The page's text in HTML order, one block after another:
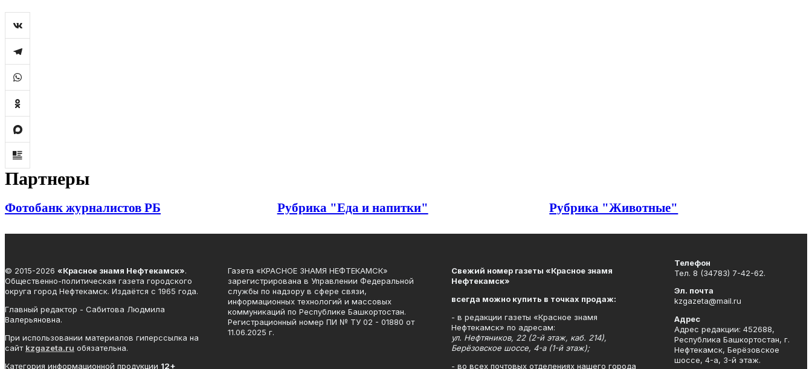
Партнеры
Фотобанк журналистов РБ Рубрика "Еда и напитки" Рубрика "Животные"
© 2015-2026 «Красное знамя Нефтекамск».
Общественно-политическая газета городского
округа город Нефтекамск. Издаётся с 1965 года.
Главный редактор - Сабитова Людмила
Валерьяновна.
При использовании материалов гиперссылка на
сайт kzgazeta.ru обязательна.
Категория информационной продукции 12+
Газета «КРАСНОЕ ЗНАМЯ НЕФТЕКАМСК»
зарегистрирована в Управлении Федеральной
службы по надзору в сфере связи,
информационных технологий и массовых
коммуникаций по Республике Башкортостан.
Регистрационный номер ПИ № ТУ 02 - 01880 от
11.06.2025 г.
Свежий номер газеты «Красное знамя
Нефтекамск»
всегда можно купить в точках продаж:
- в редакции газеты «Красное знамя
Нефтекамск» по адресам:
ул. Нефтяников, 22 (2-й этаж, каб. 214),
Берёзовское шоссе, 4-а (1-й этаж);
- во всех почтовых отделениях нашего города
Телефон
Тел. 8 (34783) 7-42-62.
Эл. почта
kzgazeta@mail.ru
Адрес
Адрес редакции: 452688,
Республика Башкортостан, г.
Нефтекамск, Берёзовское
шоссе, 4-а, 3-й этаж.